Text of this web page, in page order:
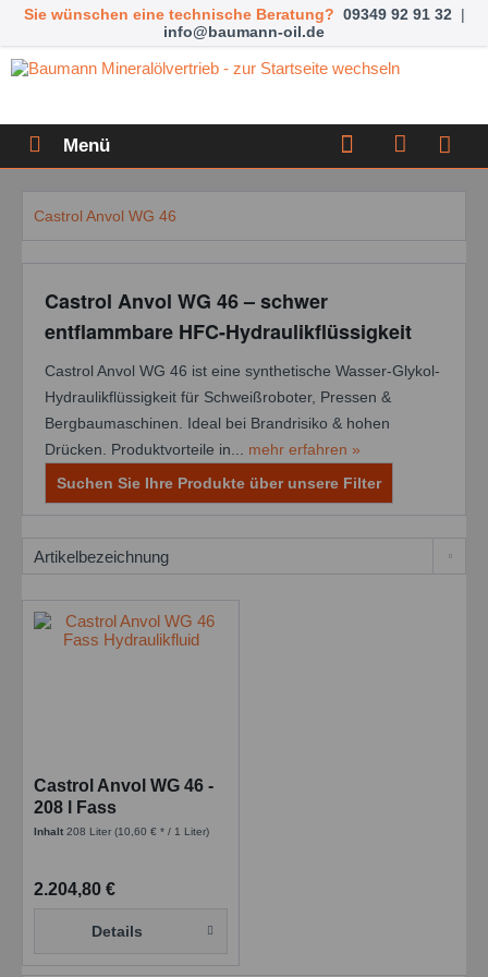
Sie wünschen eine technische Beratung? 09349 92 91 32 |
info@baumann-oil.de
Menü
Castrol Anvol WG 46
Castrol Anvol WG 46 – schwer
entflammbare HFC-Hydraulikflüssigkeit
Castrol Anvol WG 46 ist eine synthetische Wasser-Glykol-
Hydraulikflüssigkeit für Schweißroboter, Pressen &
Bergbaumaschinen. Ideal bei Brandrisiko & hohen
Drücken. Produktvorteile in... mehr erfahren »
Suchen Sie Ihre Produkte über unsere Filter
Castrol Anvol WG 46 -
208 l Fass
Inhalt208 Liter(10,60 € * / 1 Liter)
2.204,80 €
Details